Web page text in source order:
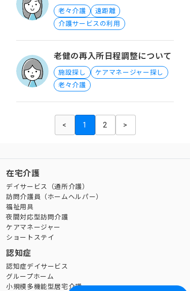
老々介護
遠距離
介護サービスの利用
老健の再入所日程調整について
施設探し
ケアマネージャー探し
老々介護
< 1 2 >
在宅介護
デイサービス（通所介護）
訪問介護員（ホームヘルパー）
福祉用具
夜間対応型訪問介護
ケアマネージャー
ショートステイ
認知症
認知症デイサービス
グループホーム
小規模多機能型居宅介護